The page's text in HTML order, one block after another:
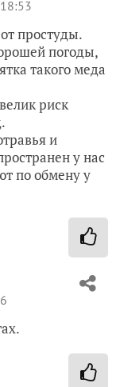
простуды.
погоды,
такого меда
риск
и
у нас
по обмену у